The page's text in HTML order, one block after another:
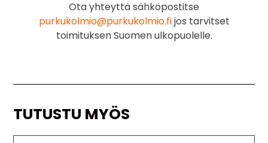
Ota yhteyttä sähköpostitse
purkukolmio@purkukolmio.fijos tarvitset
toimituksen Suomen ulkopuolelle.
TUTUSTU MYÖS